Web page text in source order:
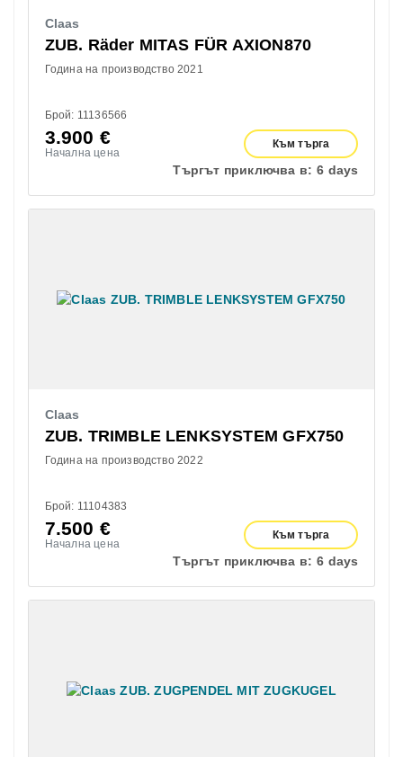
Claas
ZUB. Räder MITAS FÜR AXION870
Година на производство 2021
Брой: 11136566
3.900 €
Начална цена
Към търга
Търгът приключва в: 6 days
Claas
ZUB. TRIMBLE LENKSYSTEM GFX750
Година на производство 2022
Брой: 11104383
7.500 €
Начална цена
Към търга
Търгът приключва в: 6 days